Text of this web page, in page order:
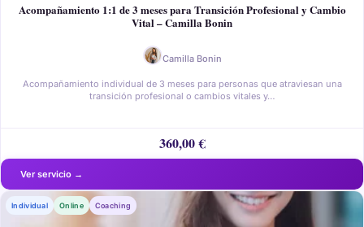
Acompañamiento 1:1 de 3 meses para Transición Profesional y Cambio
Vital – Camilla Bonin
Camilla Bonin
360,00€
Acompañamiento individual de 3 meses para personas que atraviesan una
transición profesional o cambios vitales y…
Individual Online Coaching